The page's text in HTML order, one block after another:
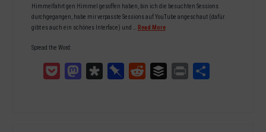
Himmelfahrt gen Himmel gesoffen haben, bin ich die besuchten Sessions
durchgegangen, habe mir verpasste Sessions auf YouTube angeschaut (dafür
gibt es auch ein schönes Interface) und … Read More
Spread the Word:
Pocket MastodonDiasporaPinboardReddit Buffer Print